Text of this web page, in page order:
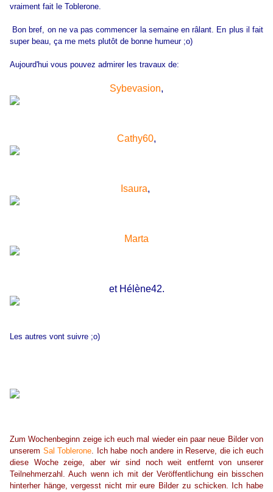
vraiment fait le Toblerone.
Bon bref, on ne va pas commencer la semaine en râlant. En plus il fait
super beau, ça me mets plutôt de bonne humeur ;o)
Aujourd'hui vous pouvez admirer les travaux de:
Sybevasion,
Cathy60,
Isaura,
Marta
et Hélène42.
Les autres vont suivre ;o)
Zum Wochenbeginn zeige ich euch mal wieder ein paar neue Bilder von
unserem Sal Toblerone. Ich habe noch andere in Reserve, die ich euch
diese Woche zeige, aber wir sind noch weit entfernt von unserer
Teilnehmerzahl. Auch wenn ich mit der Veröffentlichung ein bisschen
hinterher hänge, vergesst nicht mir eure Bilder zu schicken. Ich habe